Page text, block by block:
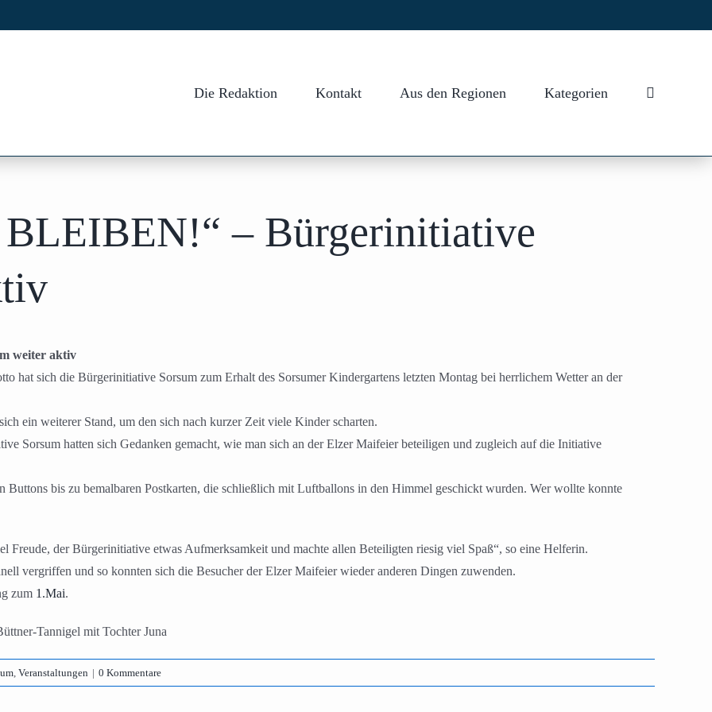
Die Redaktion Kontakt Aus den Regionen Kategorien
– Bürgerinitiative
weiter aktiv
hat sich die Bürgerinitiative Sorsum zum Erhalt des Sorsumer Kindergartens letzten Montag bei herrlichem Wetter an der
ein weiterer Stand, um den sich nach kurzer Zeit viele Kinder scharten.
Sorsum hatten sich Gedanken gemacht, wie man sich an der Elzer Maifeier beteiligen und zugleich auf die Initiative
Buttons bis zu bemalbaren Postkarten, die schließlich mit Luftballons in den Himmel geschickt wurden. Wer wollte konnte
Freude, der Bürgerinitiative etwas Aufmerksamkeit und machte allen Beteiligten riesig viel Spaß“, so eine Helferin.
vergriffen und so konnten sich die Besucher der Elzer Maifeier wieder anderen Dingen zuwenden.
zum 1.Mai.
Tannigel mit Tochter Juna
, Veranstaltungen | 0 Kommentare